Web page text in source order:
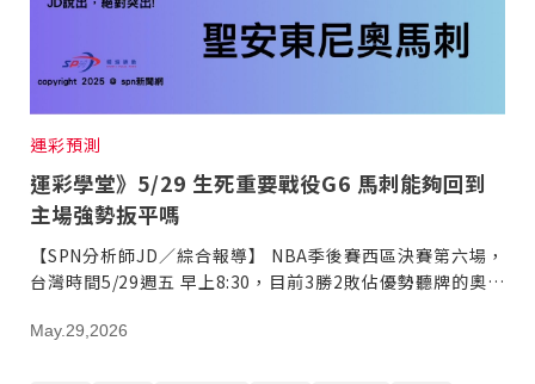
器人」月省醫護120公里步程
台北》污水廠變身都市綠洲！內湖運動公園全新戲水區
盛大開放 智慧預約環教體驗
嘉義》搶攻端午親子商機！嘉義縣推「沉浸式角色扮
演」 邀學童化身小海盜、建築職人全台放電
阿里山精品咖啡香 成為端午與暑假深度旅遊新亮點
臺中甩「六都第一胖」稱號！「2026台中星燃計畫」啟
化身探險工具自主解謎
活潑親切打破失智框架！日王牌業務丹野智文抗病13
年，靠「第二大腦」獨自來台分享生命淚水
國際保育盛事首移師亞洲 Joint TAG全球專家會議臺北
登場
綠營中投參選人合體 拋「中投新市鎮」 交通與醫療跨
域治理成焦點
夜市變廟會！山邊媽、旱溪媽、大庄媽三媽首度齊巡逢
甲 萬人爭躦轎底響徹夜空
MLB》鄧愷威6局飆6K完封小熊奪第3勝！宰制力複製
「王建民建仔旋風」引爆世代傳承鐵觀音節政大登場 結合大文山友善食農與地方創生
臺德技職教育深層對話！德國Walther Rathenau師生
開划
課堂搬到菜市場！北市13校「游於藝」成果展 導覽小
運彩預測
運彩學堂》5/29 生死重要戰役G6 馬刺能夠回到
主場強勢扳平嗎
【SPN分析師JD／綜合報導】 NBA季後賽西區決賽第六場，
台灣時間5/29週五 早上8:30，目前3勝2敗佔優勢聽牌的奧克
May.29,2026